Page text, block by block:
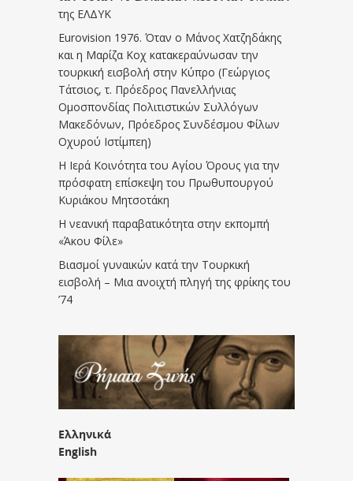
της ΕΛΔΥΚ
Eurovision 1976. Όταν ο Μάνος Χατζηδάκης
και η Μαρίζα Κοχ κατακεραύνωσαν την
τουρκική εισβολή στην Κύπρο (Γεώργιος
Τάτσιος, τ. Πρόεδρος Πανελλήνιας
Ομοσπονδίας Πολιτιστικών Συλλόγων
Μακεδόνων, Πρόεδρος Συνδέσμου Φίλων
Οχυρού Ιστίμπεη)
Η Ιερά Κοινότητα του Αγίου Όρους για την
πρόσφατη επίσκεψη του Πρωθυπουργού
Κυριάκου Μητσοτάκη
Η νεανική παραβατικότητα στην εκπομπή
«Άκου Φίλε»
Βιασμοί γυναικών κατά την Τουρκική
εισβολή – Μια ανοιχτή πληγή της φρίκης του
’74
Ελληνικά
English